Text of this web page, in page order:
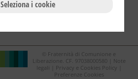
© Fraternità di Comunione e
Liberazione. CF. 97038000580 | Note
legali
Privacy e Cookies Policy
Preferenze Cookies
Seleziona i cookie